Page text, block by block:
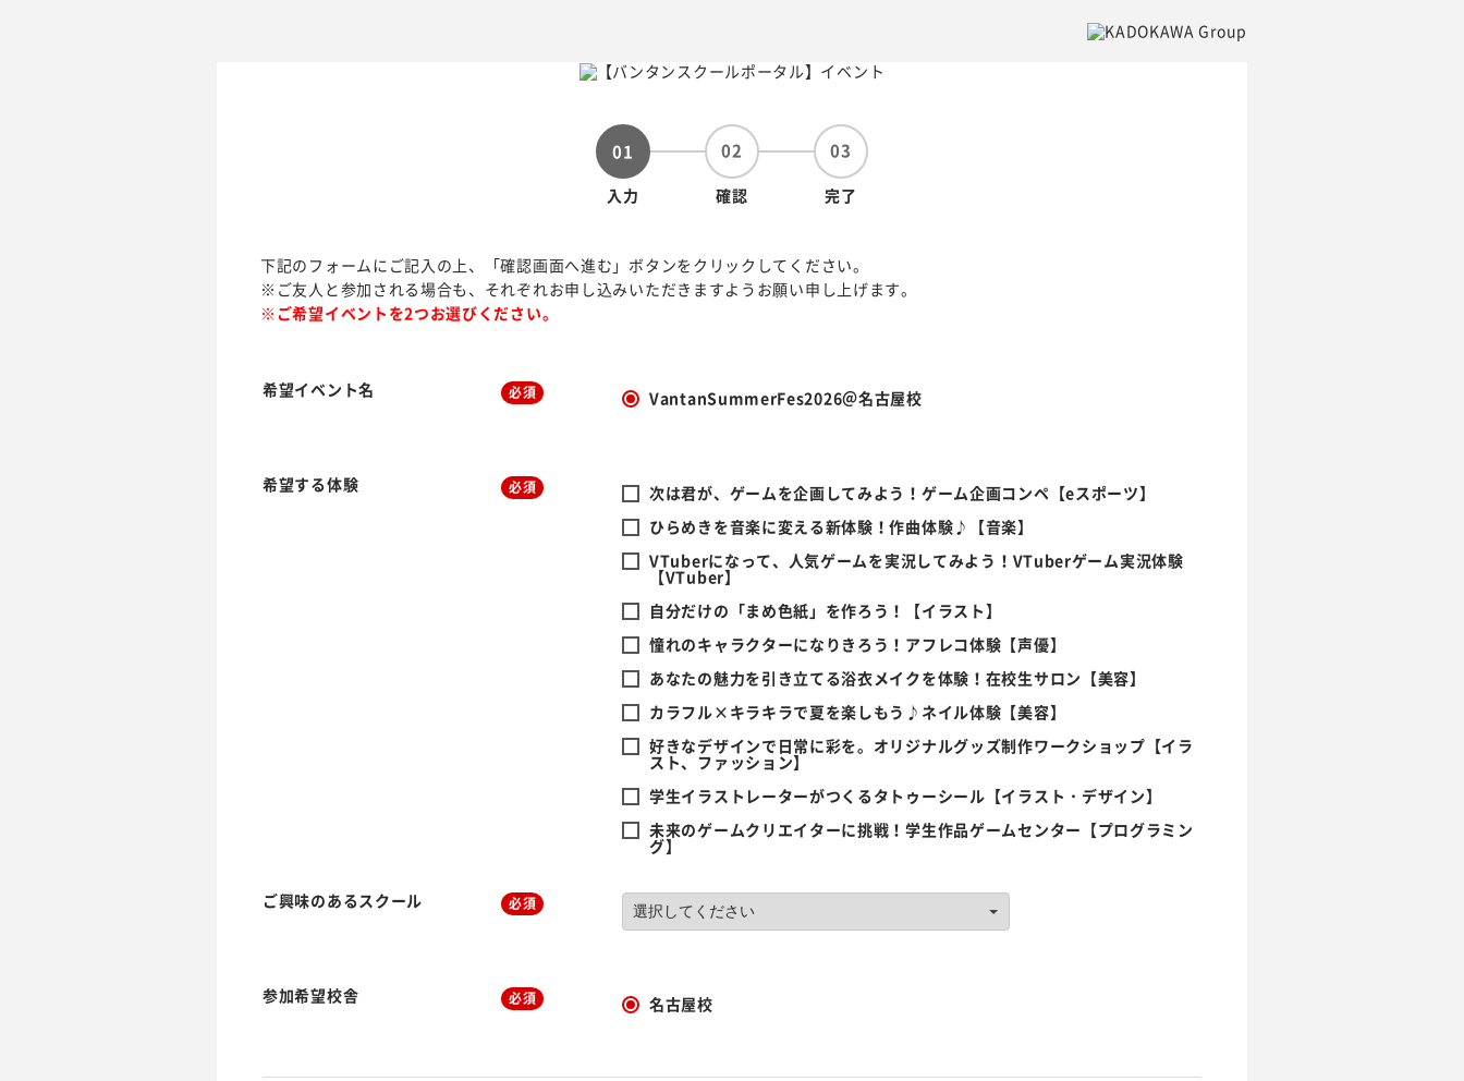
01
入力
02
確認
03
完了
下記のフォームにご記入の上、「確認画面へ進む」ボタンをクリックしてください。
※ご友人と参加される場合も、それぞれお申し込みいただきますようお願い申し上げます。
※ご希望イベントを2つお選びください。
希望イベント名 必須 VantanSummerFes2026＠名古屋校
希望する体験 必須
次は君が、ゲームを企画してみよう！ゲーム企画コンペ【eスポーツ】
ひらめきを音楽に変える新体験！作曲体験♪【音楽】
VTuberになって、人気ゲームを実況してみよう！VTuberゲーム実況体験
【VTuber】
自分だけの「まめ色紙」を作ろう！【イラスト】
憧れのキャラクターになりきろう！アフレコ体験【声優】
あなたの魅力を引き立てる浴衣メイクを体験！在校生サロン【美容】
カラフル×キラキラで夏を楽しもう♪ネイル体験【美容】
好きなデザインで日常に彩を。オリジナルグッズ制作ワークショップ【イラ
スト、ファッション】
学生イラストレーターがつくるタトゥーシール【イラスト・デザイン】
未来のゲームクリエイターに挑戦！学生作品ゲームセンター【プログラミン
グ】
ご興味のあるスクール 必須
参加希望校舎 必須 名古屋校